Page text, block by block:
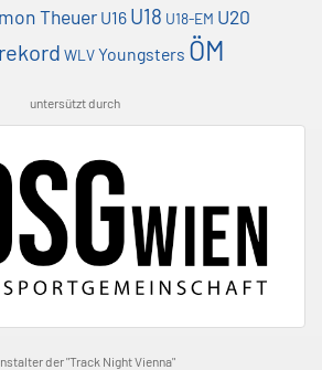
Theuer U16 U18 U18-EM U20
WLVYoungsters ÖM
untersützt durch
der "Track Night Vienna"